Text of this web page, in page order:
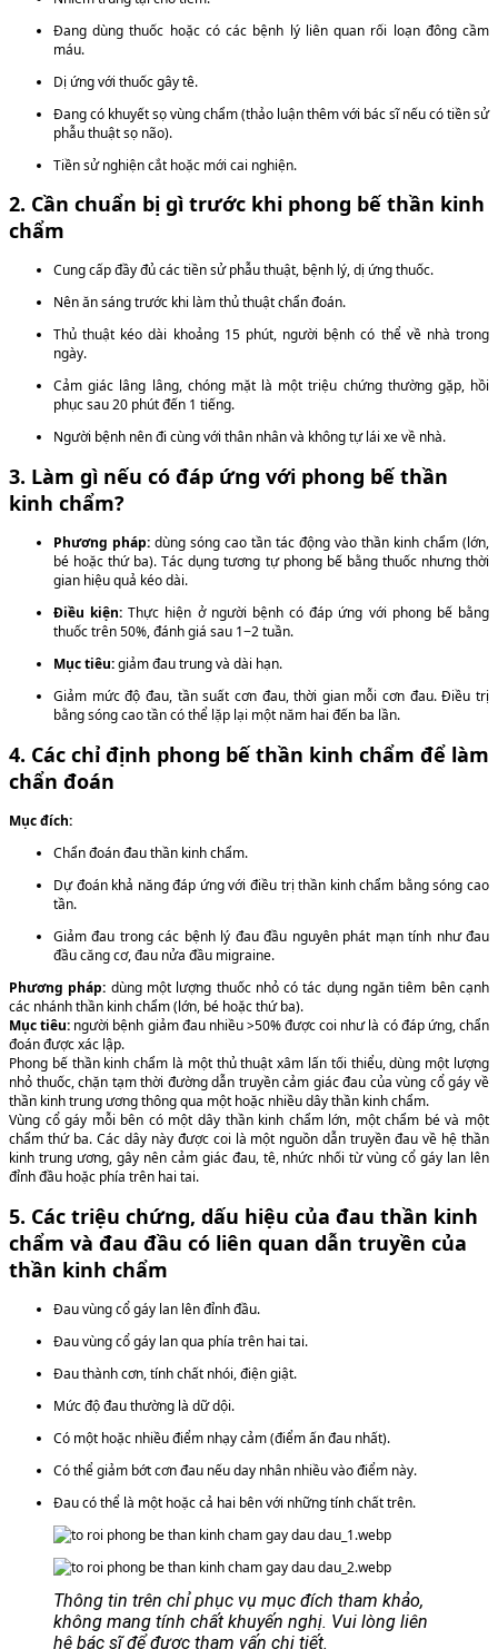
Đang dùng thuốc hoặc có các bệnh lý liên quan rối loạn đông cầm
máu.
Dị ứng với thuốc gây tê.
Đang có khuyết sọ vùng chẩm (thảo luận thêm với bác sĩ nếu có tiền sử
phẫu thuật sọ não).
Tiền sử nghiện cắt hoặc mới cai nghiện.
2. Cần chuẩn bị gì trước khi phong bế thần kinh
chẩm
Cung cấp đầy đủ các tiền sử phẫu thuật, bệnh lý, dị ứng thuốc.
Nên ăn sáng trước khi làm thủ thuật chẩn đoán.
Thủ thuật kéo dài khoảng 15 phút, người bệnh có thể về nhà trong
ngày.
Cảm giác lâng lâng, chóng mặt là một triệu chứng thường gặp, hồi
phục sau 20 phút đến 1 tiếng.
Người bệnh nên đi cùng với thân nhân và không tự lái xe về nhà.
3. Làm gì nếu có đáp ứng với phong bế thần
kinh chẩm?
Phương pháp: dùng sóng cao tần tác động vào thần kinh chẩm (lớn,
bé hoặc thứ ba). Tác dụng tương tự phong bế bằng thuốc nhưng thời
gian hiệu quả kéo dài.
Điều kiện: Thực hiện ở người bệnh có đáp ứng với phong bế bằng
thuốc trên 50%, đánh giá sau 1−2 tuần.
Mục tiêu:giảm đau trung và dài hạn.
Giảm mức độ đau, tần suất cơn đau, thời gian mỗi cơn đau. Điều trị
bằng sóng cao tần có thể lặp lại một năm hai đến ba lần.
4. Các chỉ định phong bế thần kinh chẩm để làm
chẩn đoán
Mục đích:
Chẩn đoán đau thần kinh chẩm.
Dự đoán khả năng đáp ứng với điều trị thần kinh chẩm bằng sóng cao
tần.
Giảm đau trong các bệnh lý đau đầu nguyên phát mạn tính như đau
đầu căng cơ, đau nửa đầu migraine.
Phương pháp: dùng một lượng thuốc nhỏ có tác dụng ngăn tiêm bên cạnh
các nhánh thần kinh chẩm (lớn, bé hoặc thứ ba).
Mục tiêu: người bệnh giảm đau nhiều >50% được coi như là có đáp ứng, chẩn
đoán được xác lập.
Phong bế thần kinh chẩm là một thủ thuật xâm lấn tối thiểu, dùng một lượng
nhỏ thuốc, chặn tạm thời đường dẫn truyền cảm giác đau của vùng cổ gáy về
thần kinh trung ương thông qua một hoặc nhiều dây thần kinh chẩm.
Vùng cổ gáy mỗi bên có một dây thần kinh chẩm lớn, một chẩm bé và một
chẩm thứ ba. Các dây này được coi là một nguồn dẫn truyền đau về hệ thần
kinh trung ương, gây nên cảm giác đau, tê, nhức nhối từ vùng cổ gáy lan lên
đỉnh đầu hoặc phía trên hai tai.
5. Các triệu chứng, dấu hiệu của đau thần kinh
chẩm và đau đầu có liên quan dẫn truyền của
thần kinh chẩm
Đau vùng cổ gáy lan lên đỉnh đầu.
Đau vùng cổ gáy lan qua phía trên hai tai.
Đau thành cơn, tính chất nhói, điện giật.
Mức độ đau thường là dữ dội.
Có một hoặc nhiều điểm nhạy cảm (điểm ấn đau nhất).
Có thể giảm bớt cơn đau nếu day nhân nhiều vào điểm này.
Đau có thể là một hoặc cả hai bên với những tính chất trên.
Thông tin trên chỉ phục vụ mục đích tham khảo,
không mang tính chất khuyến nghị. Vui lòng liên
hệ bác sĩ để được tham vấn chi tiết.